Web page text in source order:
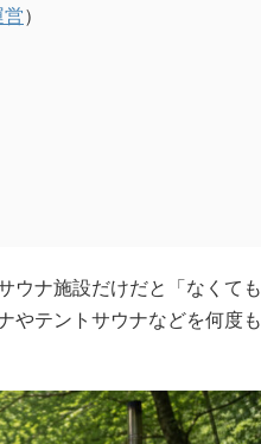
）
ウナ施設だけだと「なくても
やテントサウナなどを何度も